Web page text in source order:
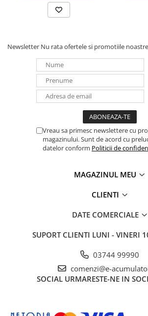
PDUs unitati de distributie a
energiei electrice
Acumulatori UPS
Drumetii / Camping
Accesorii
Frigidere portabile
Statii energie portabile
Laptop & PC accesorii, baterii,
cabluri USB, prelungitoare USB
Cablu de date si Adaptoare
Lichidare de stoc
Newsletter Nu rata ofertele si promotiile noastre
Vreau sa primesc newslettere cu
magazinului. Sunt de acord cu
datelor conform Politicii de
MAGAZINUL MEU
CLIENTI
DATE COMERCIALE
SUPORT CLIENTI LUNI - VINERI
03744 99990
comenzi@e-
SOCIAL URMARESTE-NE IN